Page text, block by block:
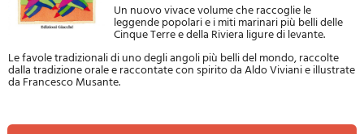
Un nuovo vivace volume che raccoglie le
leggende popolari e i miti marinari più belli delle
Cinque Terre e della Riviera ligure di levante.
Le favole tradizionali di uno degli angoli più belli del mondo, raccolte
dalla tradizione orale e raccontate con spirito da Aldo Viviani e illustrate
da Francesco Musante.